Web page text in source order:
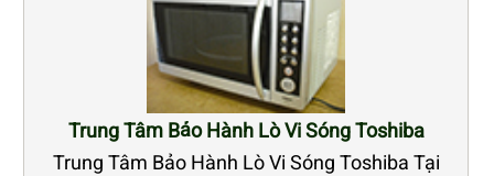
Trung Tâm Bảo Hành Lò Vi Sóng Toshiba
Trung Tâm Bảo Hành Lò Vi Sóng Toshiba Tại